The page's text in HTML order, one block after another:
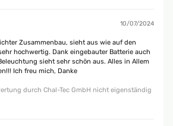
10/07/2024
Zusammenbau, sieht aus wie auf den
hochwertig. Dank eingebauter Batterie auch
sieht sehr schön aus. Alles in Allem
Ich freu mich, Danke
durch Chal-Tec GmbH nicht eigenständig